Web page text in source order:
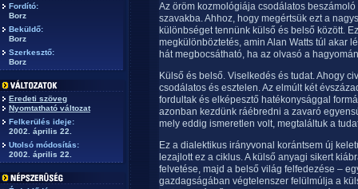
Fordító:
Borz
Beküldő:
Borz
Szerkesztő:
Borz
Eredeti szöveg
Nyomtatható változat
Felkerülés ideje:
2002. április 22.
Utolsó módosítás:
2002. április 22.
Az öröm kozmológiája csodálatos
szavakba. Ahhoz, hogy megértsük ezt a
különbséget tennünk külső és belső között.
megkülönböztetés, amin Alan Watts túl akar
hát megbocsátható, ha az olvasó a
Külső és belső. Viselkedés és tudat. Ahogy
csodálatos és esztelen. Az elmúlt két
fordultak és elképesztő hatékonysággal
azonban kezdünk ráébredni a zavaró
mely eddig ismeretlen volt, megtaláltuk a
Ez a dialektikus irányvonal korántsem új
lezajlott ez a ciklus. A külső anyagi sikert
felvetése, majd a belső világ felfedezése –
gazdagságában végtelenszer felülmúlja a